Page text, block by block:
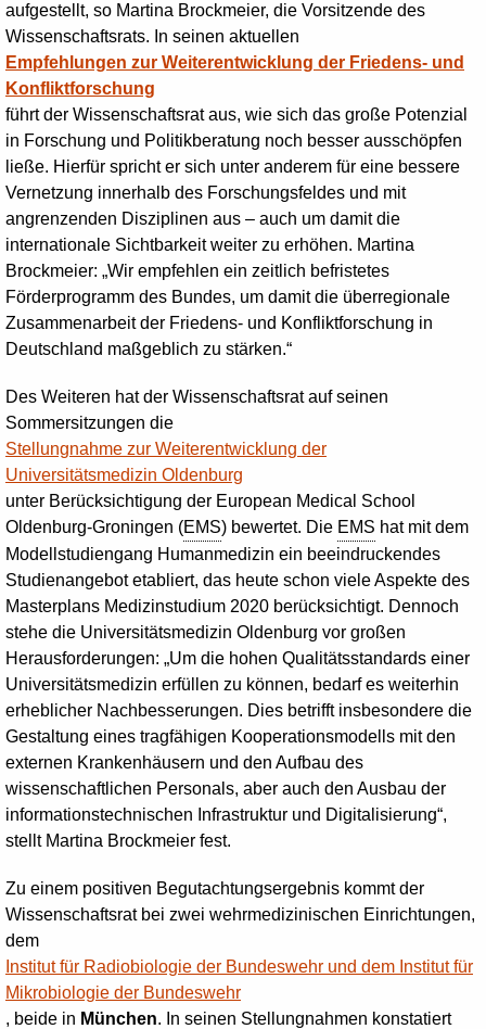
aufgestellt, so Martina Brockmeier, die Vorsitzende des
Wissenschaftsrats. In seinen aktuellen
Empfehlungen zur Weiterentwicklung der Friedens- und
Konfliktforschung
führt der Wissenschaftsrat aus, wie sich das große Potenzial
in Forschung und Politikberatung noch besser ausschöpfen
ließe. Hierfür spricht er sich unter anderem für eine bessere
Vernetzung innerhalb des Forschungsfeldes und mit
angrenzenden Disziplinen aus – auch um damit die
internationale Sichtbarkeit weiter zu erhöhen. Martina
Brockmeier: „Wir empfehlen ein zeitlich befristetes
Förderprogramm des Bundes, um damit die überregionale
Zusammenarbeit der Friedens- und Konfliktforschung in
Deutschland maßgeblich zu stärken.“
Des Weiteren hat der Wissenschaftsrat auf seinen
Sommersitzungen die
Stellungnahme zur Weiterentwicklung der
Universitätsmedizin Oldenburg
unter Berücksichtigung der European Medical School
Oldenburg-Groningen (EMS) bewertet. Die EMS hat mit dem
Modellstudiengang Humanmedizin ein beeindruckendes
Studienangebot etabliert, das heute schon viele Aspekte des
Masterplans Medizinstudium 2020 berücksichtigt. Dennoch
stehe die Universitätsmedizin Oldenburg vor großen
Herausforderungen: „Um die hohen Qualitätsstandards einer
Universitätsmedizin erfüllen zu können, bedarf es weiterhin
erheblicher Nachbesserungen. Dies betrifft insbesondere die
Gestaltung eines tragfähigen Kooperationsmodells mit den
externen Krankenhäusern und den Aufbau des
wissenschaftlichen Personals, aber auch den Ausbau der
informationstechnischen Infrastruktur und Digitalisierung“,
stellt Martina Brockmeier fest.
Zu einem positiven Begutachtungsergebnis kommt der
Wissenschaftsrat bei zwei wehrmedizinischen Einrichtungen,
dem
Institut für Radiobiologie der Bundeswehr und dem Institut für
Mikrobiologie der Bundeswehr
, beide in München. In seinen Stellungnahmen konstatiert